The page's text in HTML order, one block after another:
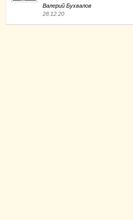
Валерий Бухвалов
28.12.20